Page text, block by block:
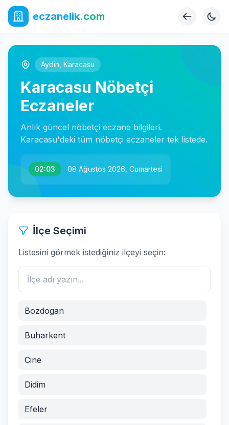
eczanelik.com
Aydin Karacasu
Karacasu Nöbetçi
Eczaneler
Anlık güncel nöbetçi eczane bilgileri.
Karacasu'deki tüm nöbetçi eczaneler tek listede.
02:03 08 Ağustos 2026, Cumartesi
İlçe Seçimi
Listesini görmek istediğiniz ilçeyi seçin:
Bozdogan
Buharkent
Cine
Didim
Efeler